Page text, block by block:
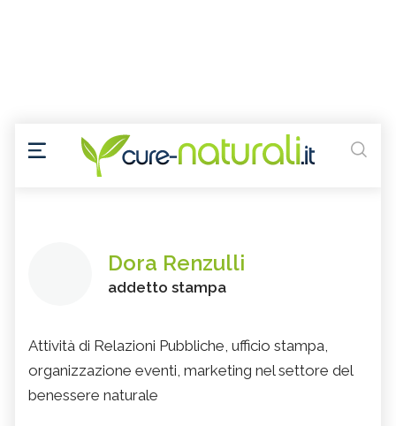
Dora Renzulli
addetto stampa
Attività di Relazioni Pubbliche, ufficio stampa,
organizzazione eventi, marketing nel settore del
benessere naturale